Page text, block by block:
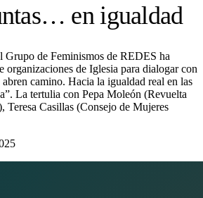
en igualdad
Grupo de Feminismos de REDES ha
organizaciones de Iglesia para dialogar con
camino. Hacia la igualdad real en las
La tertulia con Pepa Moleón (Revuelta
Teresa Casillas (Consejo de Mujeres